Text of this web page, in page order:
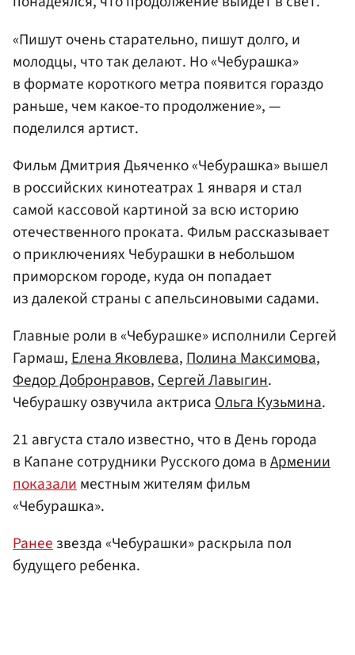
«Пишут очень старательно, пишут долго, и
молодцы, что так делают. Но «Чебурашка»
в формате короткого метра появится гораздо
раньше, чем какое-то продолжение», —
поделился артист.
Фильм Дмитрия Дьяченко «Чебурашка» вышел
в российских кинотеатрах 1 января и стал
самой кассовой картиной за всю историю
отечественного проката. Фильм рассказывает
о приключениях Чебурашки в небольшом
приморском городе, куда он попадает
из далекой страны с апельсиновыми садами.
Главные роли в «Чебурашке» исполнили Сергей
Гармаш,Елена Яковлева,Полина Максимова,
Федор Добронравов,Сергей Лавыгин.
Чебурашку озвучила актрисаОльга Кузьмина.
21 августа стало известно, что в День города
в Капане сотрудники Русского дома вАрмении
показалиместным жителям фильм
«Чебурашка».
Ранеезвезда «Чебурашки» раскрыла пол
будущего ребенка.